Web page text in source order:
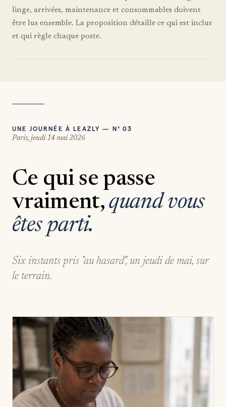
linge, arrivées, maintenance et consommables doivent
être lus ensemble. La proposition détaille ce qui est inclus
et qui règle chaque poste.
UNE JOURNÉE À LEAZLY — N° 03
Paris, jeudi 14 mai 2026
Ce qui se passe
vraiment, quand vous
êtes parti.
Six instants pris "au hasard", un jeudi de mai, sur
le terrain.